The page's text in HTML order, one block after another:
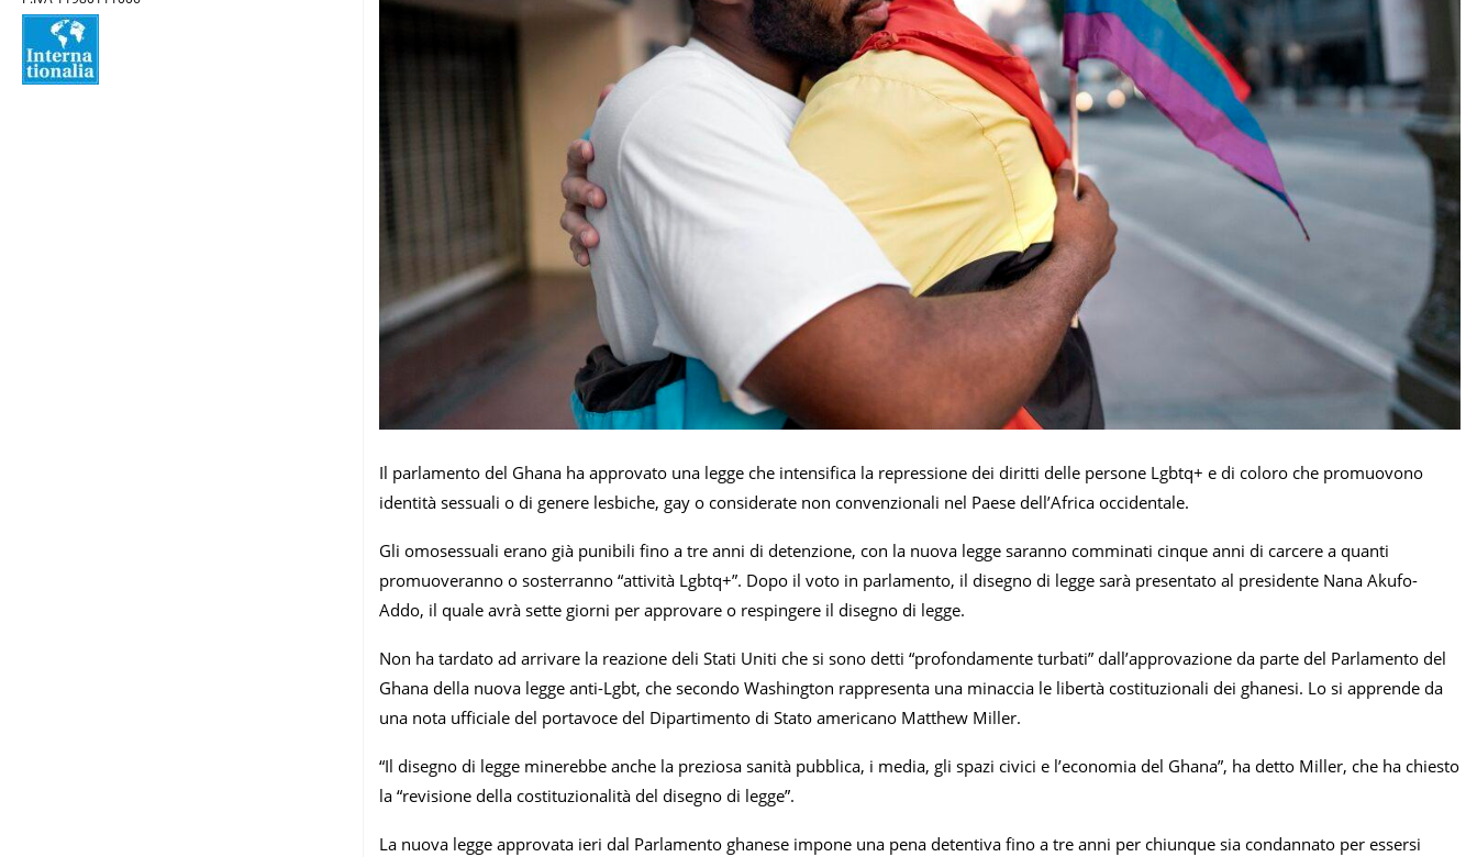
Il parlamento del Ghana ha approvato una legge che intensifica la repressione dei diritti delle persone Lgbtq+ e di coloro che promuovono
identità sessuali o di genere lesbiche, gay o considerate non convenzionali nel Paese dell’Africa occidentale.
Gli omosessuali erano già punibili fino a tre anni di detenzione, con la nuova legge saranno comminati cinque anni di carcere a quanti
promuoveranno o sosterranno “attività Lgbtq+”. Dopo il voto in parlamento, il disegno di legge sarà presentato al presidente Nana Akufo-
Addo, il quale avrà sette giorni per approvare o respingere il disegno di legge.
Non ha tardato ad arrivare la reazione deli Stati Uniti che si sono detti “profondamente turbati” dall’approvazione da parte del Parlamento del
Ghana della nuova legge anti-Lgbt, che secondo Washington rappresenta una minaccia le libertà costituzionali dei ghanesi. Lo si apprende da
una nota ufficiale del portavoce del Dipartimento di Stato americano Matthew Miller.
“Il disegno di legge minerebbe anche la preziosa sanità pubblica, i media, gli spazi civici e l’economia del Ghana”, ha detto Miller, che ha chiesto
la “revisione della costituzionalità del disegno di legge”.
La nuova legge approvata ieri dal Parlamento ghanese impone una pena detentiva fino a tre anni per chiunque sia condannato per essersi